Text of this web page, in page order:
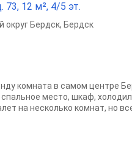
73, 12 м², 4/5 эт.
округ Бердск, Бердск
комната в самом центре
место, шкаф,
на несколько комнат, но все